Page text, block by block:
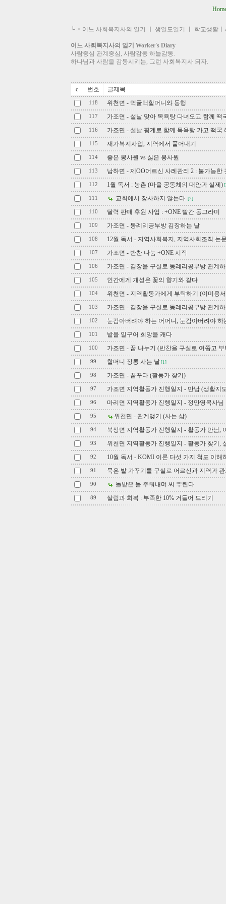
└-> 어느 사회복지사의 일기 생일도일기 학교생활
어느 사회복지사의 일기 Worker's Diary
사람중심 관계중심, 사람감동 하늘감동.
하나님과 사람을 감동시키는, 그런 사회복지사 되자.
c 번호 글제목
118 위천면 - 먹굴댁할머니와 동행
117 가조면 - 설날 맞아 목욕탕 다녀오고 함께 떡
116 가조면 - 설날 핑계로 함께 목욕탕 가고 떡국
115 재가복지사업, 지역에서 풀어내기
114 좋은 봉사원 vs 싫은 봉사원
113 남하면 - 제OO어르신 사례관리 2 : 불가능한
112 1월 독서 : 농촌 (마을 공동체의 대안과 실제)
111 교회에서 장사하지 않는다. [2]
110 달력 판매 후원 사업 : +ONE 빨간 동그라미
109 가조면 - 동례리공부방 김장하는 날
108 12월 독서 - 지역사회복지, 지역사회조직 논
107 가조면 - 반찬 나눔 +ONE 시작
106 가조면 - 김장을 구실로 동례리공부방 관계
105 인간에게 개성은 꽃의 향기와 같다
104 위천면 - 지역활동가에게 부탁하기 (이미용
103 가조면 - 김장을 구실로 동례리공부방 관계
102 눈감아버려야 하는 어머니, 눈감아버려야 하
101 밭을 일구어 희망을 캐다
100 가조면 - 꿈 나누기 (반찬을 구실로 여쭙고 부
99 할머니 장롱 사는 날 [1]
98 가조면 - 꿈꾸다 (활동가 찾기)
97 가조면 지역활동가 진행일지 - 만남 (생활지
96 마리면 지역활동가 진행일지 - 정만영목사님
95 위천면 - 관계맺기 (사는 삶)
94 북상면 지역활동가 진행일지 - 활동가 만남,
93 위천면 지역활동가 진행일지 - 활동가 찾기,
92 10월 독서 - KOMI 이론 다섯 가지 척도 이해
91 묵은 밭 가꾸기를 구실로 어르신과 지역과
90 돌밭은 돌 주워내며 씨 뿌린다
89 살림과 회복 : 부족한 10% 거들어 드리기